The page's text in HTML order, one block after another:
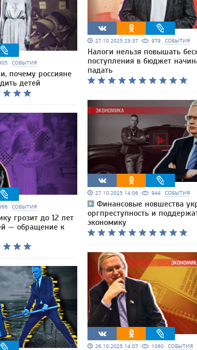
СОБЫТИЯ
почему россияне
детей
СОБЫТИЯ
грозит до 12 лет
— обращение к
27.10.2025 23:37 979 СОБЫТИЯ
Налоги нельзя повышать
поступления в бюджет
падать
27.10.2025 14:06 944 СОБЫТИЯ
Финансовые новшества
оргпреступность и
экономику
26.10.2025 14:07 1060 СОБЫТИЯ